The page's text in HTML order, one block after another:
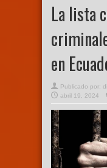
La lista
en
Publicado por:
abril 19, 2024